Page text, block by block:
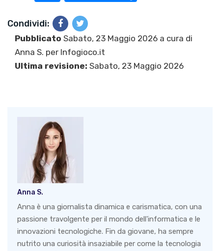
Condividi:
Pubblicato Sabato, 23 Maggio 2026 a cura di
Anna S. per Infogioco.it
Ultima revisione: Sabato, 23 Maggio 2026
Anna S.
Anna è una giornalista dinamica e carismatica, con una
passione travolgente per il mondo dell'informatica e le
innovazioni tecnologiche. Fin da giovane, ha sempre
nutrito una curiosità insaziabile per come la tecnologia